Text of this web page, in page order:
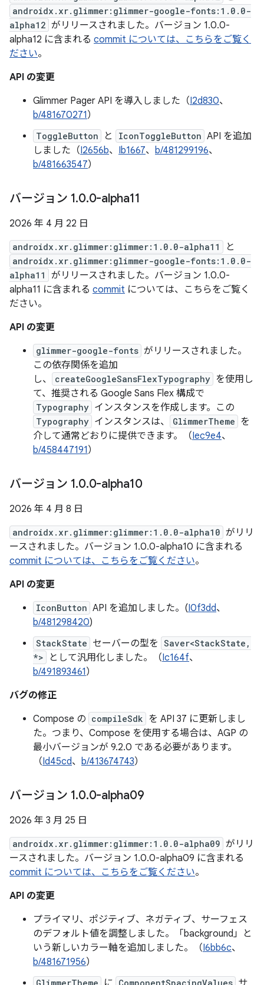
androidx.xr.glimmer:glimmer-google-fonts:1.0.0-
alpha12 がリリースされました。バージョン 1.0.0-
alpha12 に含まれる commit については、こちらをご覧く
ださい。
API の変更
Glimmer Pager API を導入しました（I2d830、
b/481670271）
ToggleButton と IconToggleButton API を追加
しました（I2656b、 Ib1667、 b/481299196、
b/481663547）
バージョン 1.0.0-alpha11
2026 年 4 月 22 日
androidx.xr.glimmer:glimmer:1.0.0-alpha11 と
androidx.xr.glimmer:glimmer-google-fonts:1.0.0-
alpha11
がリリースされました。バージョン 1.0.0-
alpha11 に含まれる commit については、こちらをご覧く
ださい。
API の変更
glimmer-google-fonts がリリースされました。
この依存関係を追加
し、
createGoogleSansFlexTypography を使用し
て、推奨される Google Sans Flex 構成で
Typography インスタンスを作成します。この
Typography インスタンスは、 GlimmerTheme を
介して通常どおりに提供できます。（Iec9e4、
b/458447191）
バージョン 1.0.0-alpha10
2026 年 4 月 8 日
androidx.xr.glimmer:glimmer:1.0.0-alpha10 がリリ
ースされました。バージョン 1.0.0-alpha10 に含まれる
commit については、こちらをご覧ください。
API の変更
IconButton API を追加しました。(I0f3dd、
b/481298420)
StackState セーバーの型を Saver<StackState,
*>
として汎用化しました。（Ic164f、
b/491893461）
バグの修正
Compose の compileSdk を API 37 に更新しまし
た。つまり、Compose を使用する場合は、AGP の
最小バージョンが 9.2.0 である必要があります。
（Id45cd、 b/413674743）
バージョン 1.0.0-alpha09
2026 年 3 月 25 日
androidx.xr.glimmer:glimmer:1.0.0-alpha09 がリリ
ースされました。バージョン 1.0.0-alpha09 に含まれる
commit については、こちらをご覧ください。
API の変更
プライマリ、ポジティブ、ネガティブ、サーフェス
のデフォルト値を調整しました。「background」と
いう新しいカラー軸を追加しました。（I6bb6c、
b/481671956）